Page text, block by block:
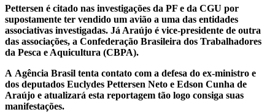
Pettersen é citado nas investigações da PF e da CGU por
supostamente ter vendido um avião a uma das entidades
associativas investigadas. Já Araújo é vice-presidente de outra
das associações, a Confederação Brasileira dos Trabalhadores
da Pesca e Aquicultura (CBPA).
A Agência Brasil tenta contato com a defesa do ex-ministro e
dos deputados Euclydes Pettersen Neto e Edson Cunha de
Araújo e atualizará esta reportagem tão logo consiga suas
manifestações.